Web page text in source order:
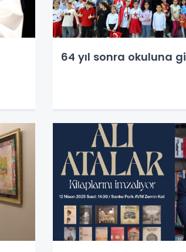
64 yıl sonra okuluna